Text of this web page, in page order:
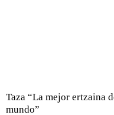
Taza “La mejor ertzaina
mundo”